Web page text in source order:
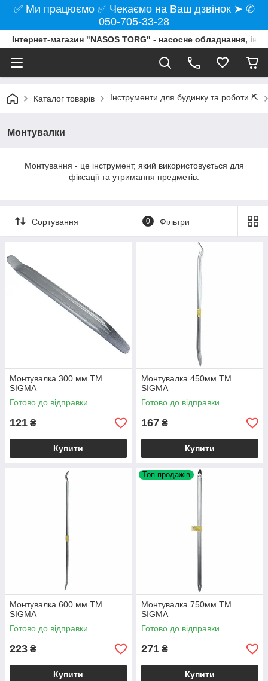
✅ Ми працюємо ✅ Чекаємо на Ваш дзвінок ➤ ✆
050-705-33-28
Інтернет-магазин "NASOS TORG" - насосне обладнання,
Каталог товарів Інструменти для будинку та роботи ⛏️
Монтувалки
Монтування - це інструмент, який використовується для
фіксації та утримання предметів.
Сортування 0 Фільтри
Монтувалка 300 мм TM
SIGMA
Готово до відправки
121 ₴
Купити
Монтувалка 450мм TM
SIGMA
Готово до відправки
167 ₴
Купити
Монтувалка 600 мм TM
SIGMA
Готово до відправки
223 ₴
Купити
Топ продажів
Монтувалка 750мм TM
SIGMA
Готово до відправки
271 ₴
Купити